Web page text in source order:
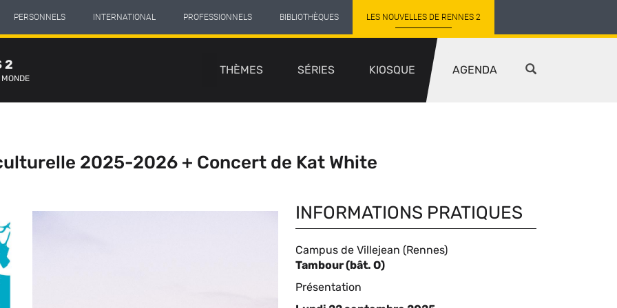
PERSONNELS INTERNATIONAL PROFESSIONNELS BIBLIOTHÈQUES LES NOUVELLES DE RENNES 2
2
principale
THÈMES SÉRIES KIOSQUE AGENDA
2025-2026 + Concert de Kat White
INFORMATIONS PRATIQUES
Campus de Villejean (Rennes)
Compléments
de
lieu
Tambour(bât. O)
Type
d'événement
Présentation